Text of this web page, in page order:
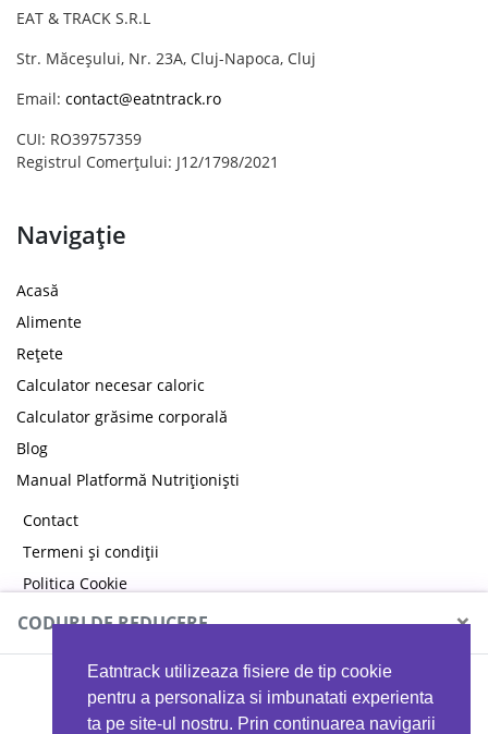
Eatntrack utilizeaza fisiere de tip cookie
pentru a personaliza si imbunatati experienta
ta pe site-ul nostru. Prin continuarea navigarii
EAT & TRACK S.R.L
Str. Măceșului, Nr. 23A, Cluj-Napoca, Cluj
Email: contact@eatntrack.ro
CUI: RO39757359
Registrul Comerțului: J12/1798/2021
Navigație
Acasă
Alimente
Rețete
Calculator necesar caloric
Calculator grăsime corporală
Blog
Manual Platformă Nutriționiști
Contact
Termeni și condiții
Politica Cookie
Politica de confidențialitate
CODURI DE REDUCERE ×
MYPROTEIN